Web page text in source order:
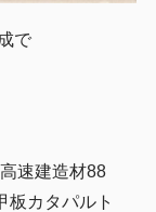
で
速建造材88
板カタパルト